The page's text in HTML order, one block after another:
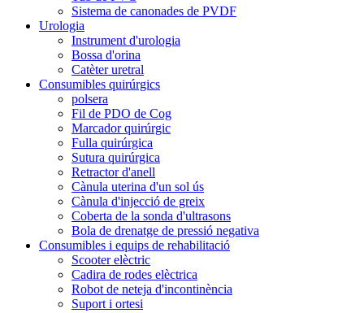
Sistema de canonades de PVDF
Urologia
Instrument d'urologia
Bossa d'orina
Catèter uretral
Consumibles quirúrgics
polsera
Fil de PDO de Cog
Marcador quirúrgic
Fulla quirúrgica
Sutura quirúrgica
Retractor d'anell
Cànula uterina d'un sol ús
Cànula d'injecció de greix
Coberta de la sonda d'ultrasons
Bola de drenatge de pressió negativa
Consumibles i equips de rehabilitació
Scooter elèctric
Cadira de rodes elèctrica
Robot de neteja d'incontinència
Suport i ortesi